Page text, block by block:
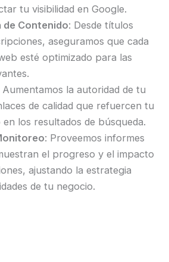
tu visibilidad en Google.
de Contenido: Desde títulos
aseguramos que cada
esté optimizado para las
Aumentamos la autoridad de tu
de calidad que refuercen tu
los resultados de búsqueda.
: Proveemos informes
el progreso y el impacto
ajustando la estrategia
de tu negocio.